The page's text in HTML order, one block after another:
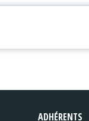
ADHÉRENTS